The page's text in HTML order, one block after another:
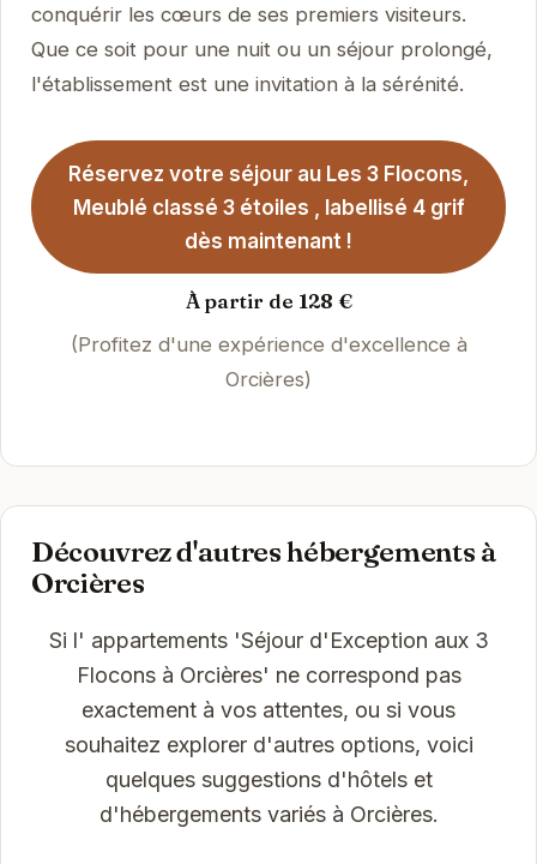
conquérir les cœurs de ses premiers visiteurs.
Que ce soit pour une nuit ou un séjour prolongé,
l'établissement est une invitation à la sérénité.
Réservez votre séjour au Les 3 Flocons,
Meublé classé 3 étoiles , labellisé 4 grif
dès maintenant !
À partir de 128 €
(Profitez d'une expérience d'excellence à
Orcières)
Découvrez d'autres hébergements à
Orcières
Si l' appartements 'Séjour d'Exception aux 3
Flocons à Orcières' ne correspond pas
exactement à vos attentes, ou si vous
souhaitez explorer d'autres options, voici
quelques suggestions d'hôtels et
d'hébergements variés à Orcières.